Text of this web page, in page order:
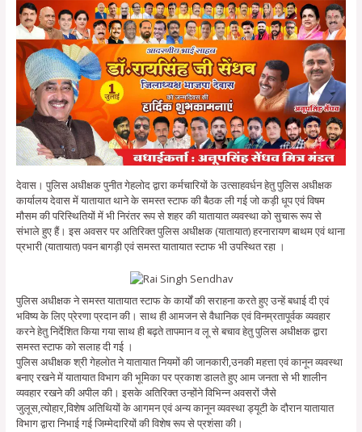
देवास। पुलिस अधीक्षक पुनीत गेहलोद द्वारा कर्मचारियों के उत्साहवर्धन हेतु पुलिस अधीक्षक
कार्यालय देवास में यातायात थाने के समस्त स्टाफ की बैठक ली गई जो कड़ी धूप एवं विषम
मौसम की परिस्थितियों में भी निरंतर रूप से शहर की यातायात व्यवस्था को सुचारू रूप से
संभाले हुए हैं। इस अवसर पर अतिरिक्त पुलिस अधीक्षक (यातायात) हरनारायण बाथम एवं थाना
प्रभारी (यातायात) पवन बागड़ी एवं समस्त यातायात स्टाफ भी उपस्थित रहा ।
पुलिस अधीक्षक ने समस्त यातायात स्टाफ के कार्यों की सराहना करते हुए उन्हें बधाई दी एवं
भविष्य के लिए प्रेरणा प्रदान की। साथ ही आमजन से वैधानिक एवं विनम्रतापूर्वक व्यवहार
करने हेतु निर्देशित किया गया साथ ही बढ़ते तापमान व लू से बचाव हेतु पुलिस अधीक्षक द्वारा
समस्त स्टाफ को सलाह दी गई ।
पुलिस अधीक्षक श्री गेहलोत ने यातायात नियमों की जानकारी,उनकी महत्ता एवं कानून व्यवस्था
बनाए रखने में यातायात विभाग की भूमिका पर प्रकाश डालते हुए आम जनता से भी शालीन
व्यवहार रखने की अपील की। इसके अतिरिक्त उन्होंने विभिन्न अवसरों जैसे
जुलूस,त्योहार,विशेष अतिथियों के आगमन एवं अन्य कानून व्यवस्था ड्यूटी के दौरान यातायात
विभाग द्वारा निभाई गई जिम्मेदारियों की विशेष रूप से प्रशंसा की।